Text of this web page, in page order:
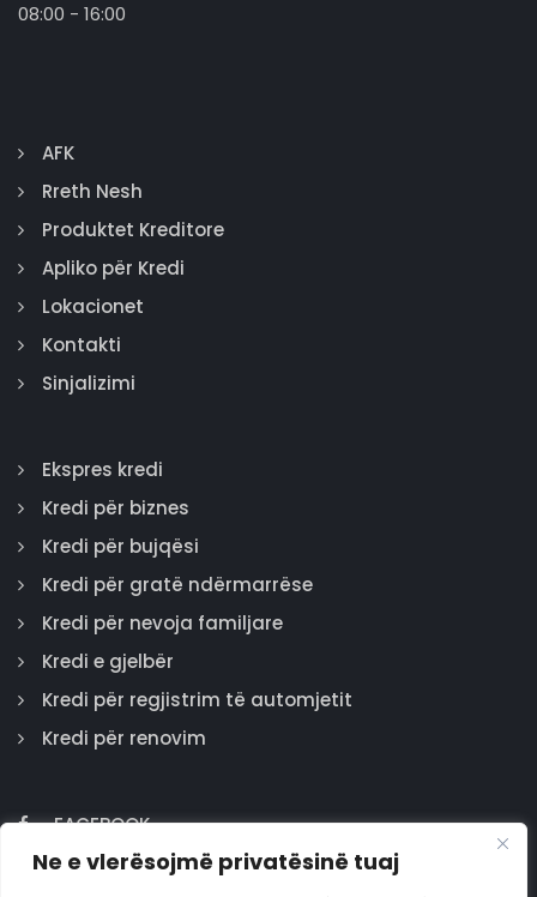
Ne e vlerësojmë privatësinë tuaj
08:00 - 16:00
AFK
Rreth Nesh
Produktet Kreditore
Apliko për Kredi
Lokacionet
Kontakti
Sinjalizimi
Ekspres kredi
Kredi për biznes
Kredi për bujqësi
Kredi për gratë ndërmarrëse
Kredi për nevoja familjare
Kredi e gjelbër
Kredi për regjistrim të automjetit
Kredi për renovim
FACEBOOK
GOOGLE